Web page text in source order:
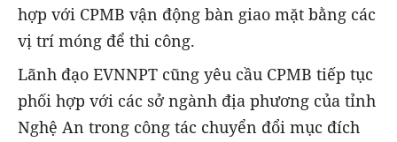
hợp với CPMB vận động bàn giao mặt bằng các
vị trí móng để thi công.
Lãnh đạo EVNNPT cũng yêu cầu CPMB tiếp tục
phối hợp với các sở ngành địa phương của tỉnh
Nghệ An trong công tác chuyển đổi mục đích